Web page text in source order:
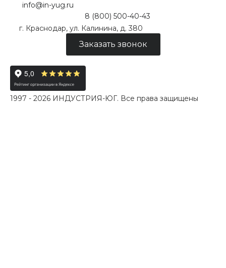
info@in-yug.ru
8 (800) 500-40-43
г. Краснодар, ул. Калинина, д. 380
Заказать звонок
1997 - 2026 ИНДУСТРИЯ-ЮГ. Все права защищены